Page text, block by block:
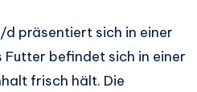
d präsentiert sich in einer
befindet sich in einer
frisch hält. Die